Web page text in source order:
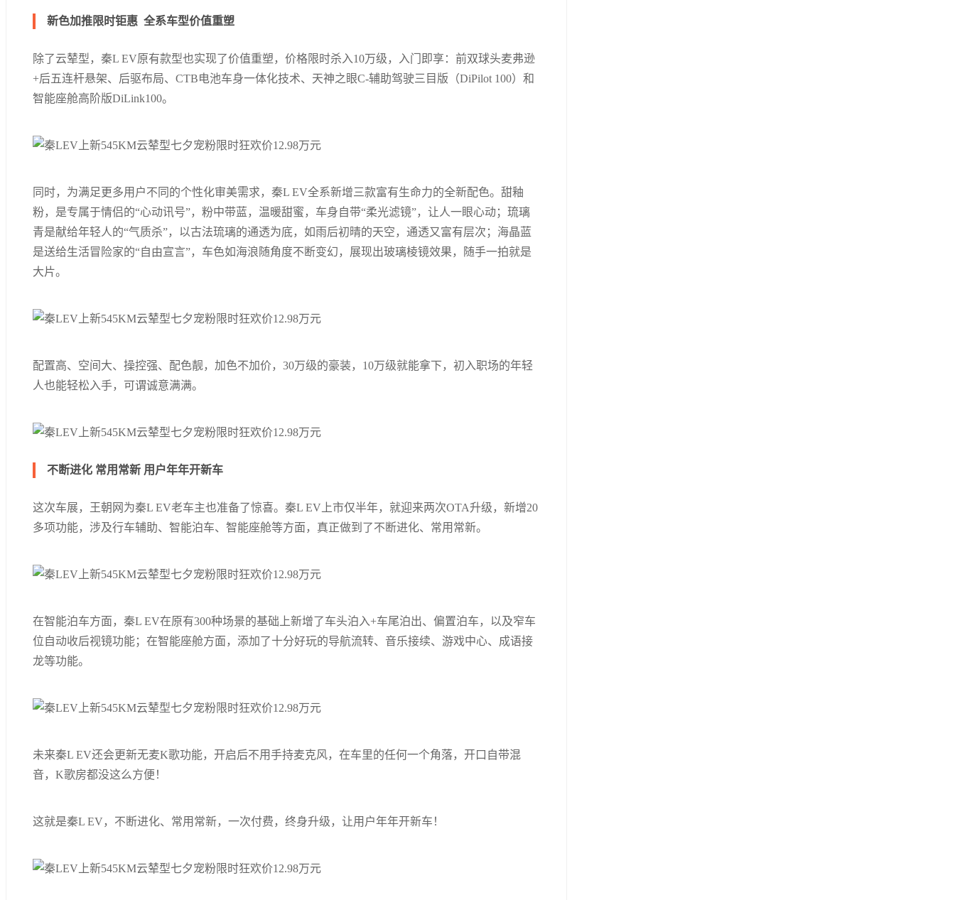
新色加推限时钜惠 全系车型价值重塑
除了云辇型，秦L EV原有款型也实现了价值重塑，价格限时杀入10万级，入门即享：前双球头麦弗逊
+后五连杆悬架、后驱布局、CTB电池车身一体化技术、天神之眼C-辅助驾驶三目版（DiPilot 100）和
智能座舱高阶版DiLink100。
同时，为满足更多用户不同的个性化审美需求，秦L EV全系新增三款富有生命力的全新配色。甜釉
粉，是专属于情侣的“心动讯号”，粉中带蓝，温暖甜蜜，车身自带“柔光滤镜”，让人一眼心动；琉璃
青是献给年轻人的“气质杀”，以古法琉璃的通透为底，如雨后初晴的天空，通透又富有层次；海晶蓝
是送给生活冒险家的“自由宣言”，车色如海浪随角度不断变幻，展现出玻璃棱镜效果，随手一拍就是
大片。
配置高、空间大、操控强、配色靓，加色不加价，30万级的豪装，10万级就能拿下，初入职场的年轻
人也能轻松入手，可谓诚意满满。
不断进化 常用常新 用户年年开新车
这次车展，王朝网为秦L EV老车主也准备了惊喜。秦L EV上市仅半年，就迎来两次OTA升级，新增20
多项功能，涉及行车辅助、智能泊车、智能座舱等方面，真正做到了不断进化、常用常新。
在智能泊车方面，秦L EV在原有300种场景的基础上新增了车头泊入+车尾泊出、偏置泊车，以及窄车
位自动收后视镜功能；在智能座舱方面，添加了十分好玩的导航流转、音乐接续、游戏中心、成语接
龙等功能。
未来秦L EV还会更新无麦K歌功能，开启后不用手持麦克风，在车里的任何一个角落，开口自带混
音，K歌房都没这么方便！
这就是秦L EV，不断进化、常用常新，一次付费，终身升级，让用户年年开新车！